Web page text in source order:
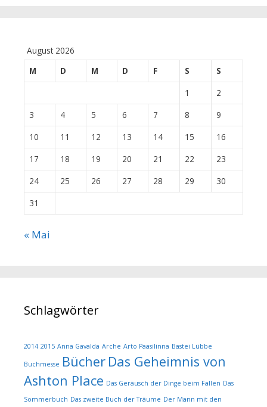
August 2026
M
D M D F S
S
1
2
3
4 5 6 7 8
9
10
11 12 13 14 15
16
17
18 19 20 21 22
23
24
25 26 27 28 29
30
31
« Mai
Schlagwörter
2014 2015 Anna Gavalda Arche Arto Paasilinna Bastei Lübbe
Buchmesse Bücher Das Geheimnis von
Ashton Place Das Geräusch der Dinge beim Fallen Das
Sommerbuch Das zweite Buch der Träume Der Mann mit den